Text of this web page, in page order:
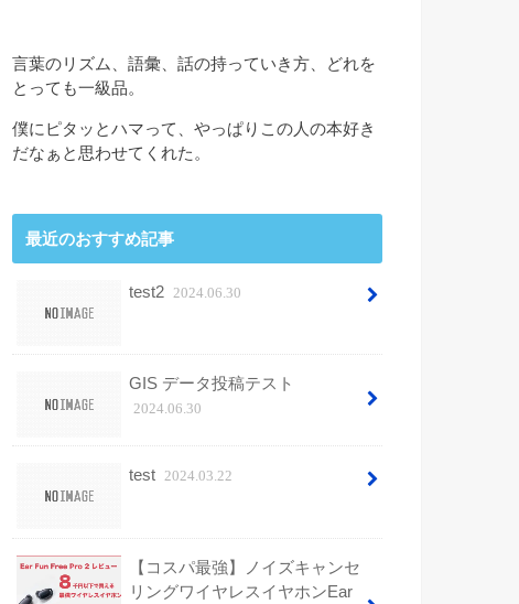
言葉のリズム、語彙、話の持っていき方、どれを
とっても一級品。
僕にピタッとハマって、やっぱりこの人の本好き
だなぁと思わせてくれた。
最近のおすすめ記事
test2 2024.06.30
GIS データ投稿テスト
2024.06.30
test 2024.03.22
【コスパ最強】ノイズキャンセ
リングワイヤレスイヤホンEar